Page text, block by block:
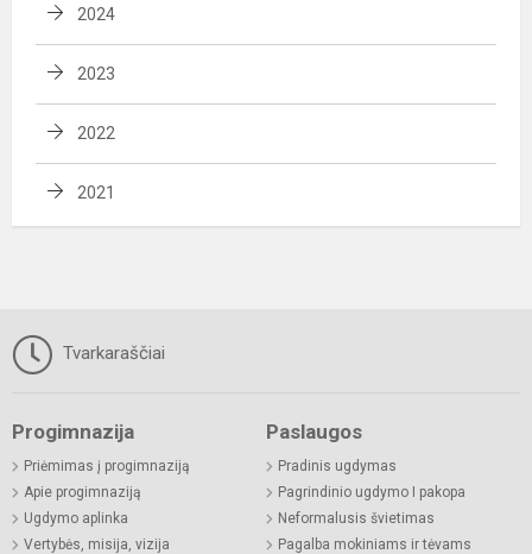
2024
2023
2022
2021
Tvarkaraščiai
Progimnazija
Priėmimas į progimnaziją
Apie progimnaziją
Ugdymo aplinka
Vertybės, misija, vizija
Paslaugos
Pradinis ugdymas
Pagrindinio ugdymo I pakopa
Neformalusis švietimas
Pagalba mokiniams ir tėvams